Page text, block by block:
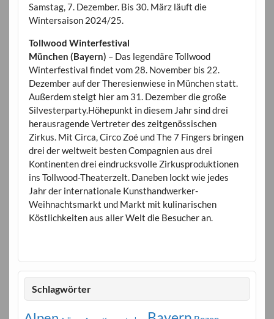
Samstag, 7. Dezember. Bis 30. März läuft die
Wintersaison 2024/25.
Tollwood Winterfestival
München (Bayern) – Das legendäre Tollwood
Winterfestival findet vom 28. November bis 22.
Dezember auf der Theresienwiese in München statt.
Außerdem steigt hier am 31. Dezember die große
Silvesterparty.Höhepunkt in diesem Jahr sind drei
herausragende Vertreter des zeitgenössischen
Zirkus. Mit Circa, Circo Zoé und The 7 Fingers bringen
drei der weltweit besten Compagnien aus drei
Kontinenten drei eindrucksvolle Zirkusproduktionen
ins Tollwood-Theaterzelt. Daneben lockt wie jedes
Jahr der internationale Kunsthandwerker-
Weihnachtsmarkt und Markt mit kulinarischen
Köstlichkeiten aus aller Welt die Besucher an.
Schlagwörter